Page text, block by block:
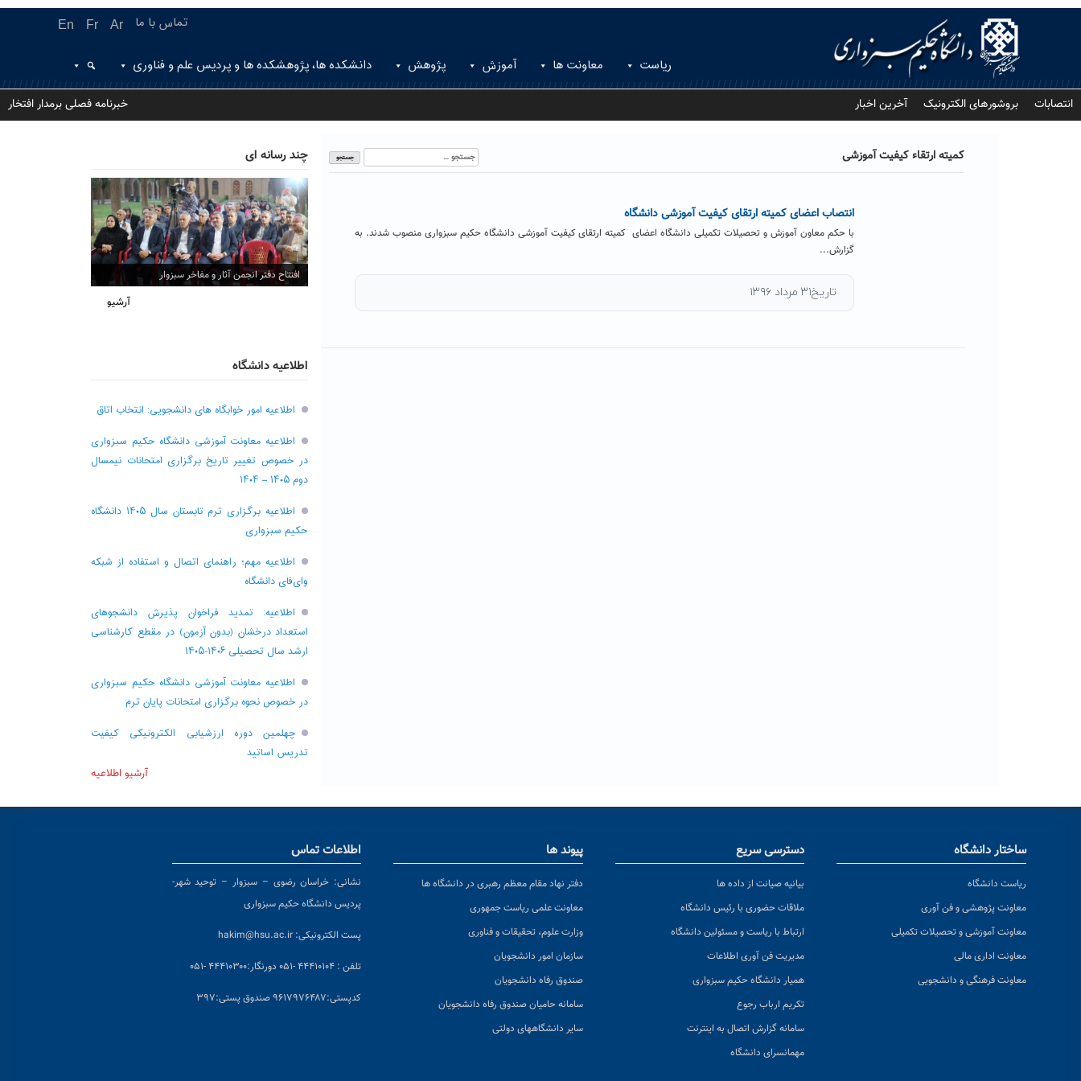
En Fr Ar تماس با ما
ریاست معاونت ها آموزش پژوهش دانشکده ها، پژوهشکده ها و پردیس علم و فناوری
انتصابات بروشورهای الکترونیک آخرین اخبار خبرنامه فصلی برمدار افتخار
کمیته ارتقاء کیفیت آموزشی
جستجو
برای:
انتصاب اعضای کمیته ارتقای کیفیت آموزشی دانشگاه
با حکم معاون آموزش و تحصیلات تکمیلی دانشگاه اعضای کمیته ارتقای کیفیت آموزشی دانشگاه حکیم سبزواری منصوب شدند. به
گزارش...
تاریخ۳۱ مرداد ۱۳۹۶
چند رسانه ای
افتتاح دفتر انجمن آثار و مفاخر سبزوار
آرشیو
اطلاعیه دانشگاه
اطلاعیه امور خوابگاه های دانشجویی: انتخاب اتاق
اطلاعیه معاونت آموزشی دانشگاه حکیم سبزواری
در خصوص تغییر تاریخ برگزاری امتحانات نیمسال
دوم ۱۴۰۵ – ۱۴۰۴
اطلاعیه برگزاری ترم تابستان سال ۱۴۰۵ دانشگاه
حکیم سبزواری
اطلاعیه مهم؛ راهنمای اتصال و استفاده از شبکه
وای‌فای دانشگاه
اطلاعیه: تمدید فراخوان پذیرش دانشجو‌های
استعداد درخشان (بدون آزمون) در مقطع کارشناسی
ارشد سال تحصیلی ۱۴۰۶-۱۴۰۵
اطلاعیه معاونت آموزشی دانشگاه حکیم سبزواری
در خصوص نحوه برگزاری امتحانات پایان ترم
چهلمین دوره ارزشیابی الکترونیکی کیفیت
تدریس اساتید
آرشیو اطلاعیه
ساختار دانشگاه
ریاست دانشگاه
معاونت پژوهشی و فن آوری
معاونت آموزشی و تحصیلات تکمیلی
معاونت اداری مالی
معاونت فرهنگی و دانشجویی
دسترسی سریع
بیانیه صیانت از داده ها
ملاقات حضوری با رئیس دانشگاه
ارتباط با ریاست و مسئولین دانشگاه
مدیریت فن آوری اطلاعات
همیار دانشگاه حکیم سبزواری
تکریم ارباب رجوع
سامانه گزارش اتصال به اینترنت
مهمانسرای دانشگاه
پیوند ها
دفتر نهاد مقام معظم رهبری در دانشگاه ها
معاونت علمی ریاست جمهوری
وزارت علوم، تحقیقات و فناوری
سازمان امور دانشجویان
صندوق رفاه دانشجویان
سامانه حامیان صندوق رفاه دانشجویان
سایر دانشگاههای دولتی
اطلاعات تماس
نشانی: خراسان رضوی – سبزوار – توحید شهر-
پردیس دانشگاه حکیم سبزواری
پست الکترونیکی: hakim@hsu.ac.ir
تلفن : ۴۴۴۱۰۱۰۴ -۰۵۱ دورنگار:۴۴۴۱۰۳۰۰ -۰۵۱
کدپستی:۹۶۱۷۹۷۶۴۸۷ صندوق پستی:۳۹۷